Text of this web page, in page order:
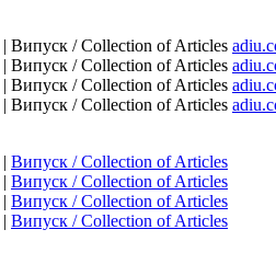
| Випуск / Collection of Articles
| Випуск / Collection of Articles
| Випуск / Collection of Articles
| Випуск / Collection of Articles
| Випуск / Collection of Articles
| Випуск / Collection of Articles
| Випуск / Collection of Articles
| Випуск / Collection of Articles